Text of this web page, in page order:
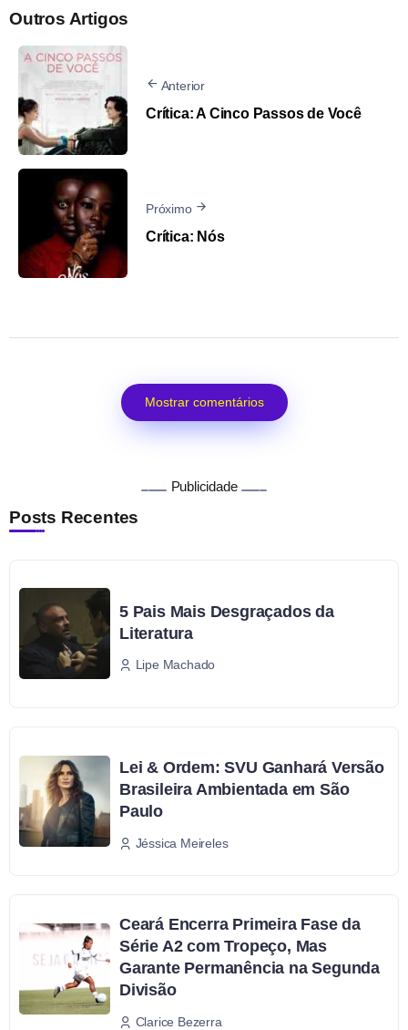
Outros Artigos
Anterior
Crítica: A Cinco Passos de Você
Próximo
Crítica: Nós
Mostrar comentários
Publicidade
Posts Recentes
5 Pais Mais Desgraçados da
Literatura
Lipe Machado
Lei & Ordem: SVU Ganhará Versão
Brasileira Ambientada em São
Paulo
Jéssica Meireles
Ceará Encerra Primeira Fase da
Série A2 com Tropeço, Mas
Garante Permanência na Segunda
Divisão
Clarice Bezerra